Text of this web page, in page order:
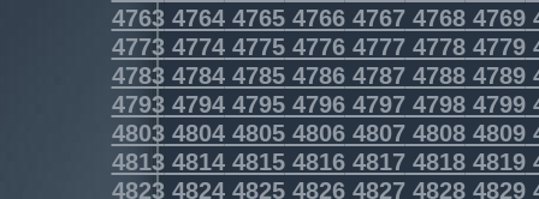
4763476447654766476747684769
4773477447754776477747784779
4783478447854786478747884789
4793479447954796479747984799
4803480448054806480748084809
4813481448154816481748184819
4823482448254826482748284829